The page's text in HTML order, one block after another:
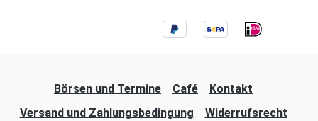
Börsen und Termine Café
Kontakt
Versand und Zahlungsbedingung
Widerrufsrecht